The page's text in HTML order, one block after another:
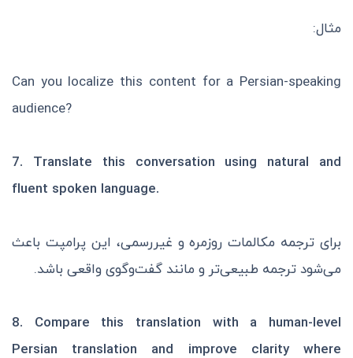
مثال:
Can you localize this content for a Persian-speaking
audience?
7. Translate this conversation using natural and
fluent spoken language.
برای ترجمه مکالمات روزمره و غیررسمی، این پرامپت باعث
می‌شود ترجمه طبیعی‌تر و مانند گفت‌وگوی واقعی باشد.
8. Compare this translation with a human-level
Persian translation and improve clarity where